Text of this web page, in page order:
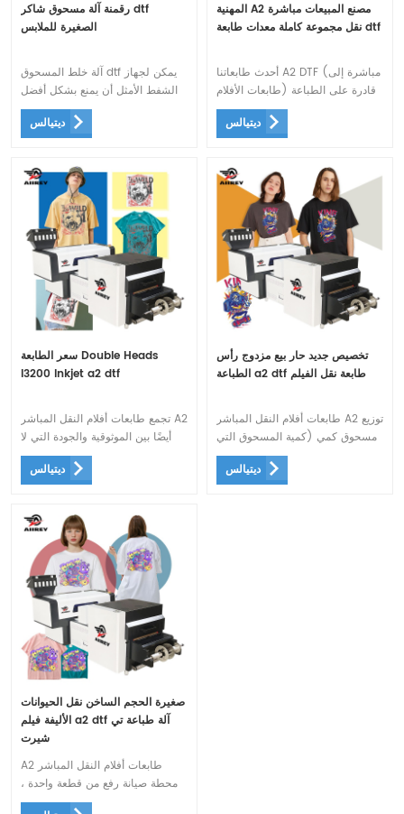
رقمنة آلة مسحوق شاكر dtf
الصغيرة للملابس
آلة خلط المسحوق dtf يمكن لجهاز
الشفط الأمثل أن يمنع بشكل أفضل
فيلم الطباعة من الانزلاق. ويمكنه
تلقائيًا إصلاح انحراف الورق الناتج عن
ديتيالس
المهنية A2 مصنع المبيعات مباشرة
نقل مجموعة كاملة معدات طابعة dtf
أحدث طابعاتنا A2 DTF (مباشرة إلى
طابعات الأفلام) قادرة على الطباعة
على القطن والحرير والبوليستر
والدنيم والمزيد
ديتيالس
سعر الطابعة Double Heads
I3200 Inkjet a2 dtf
تجمع طابعات أفلام النقل المباشر A2
أيضًا بين الموثوقية والجودة التي لا
مثيل لها والإنتاجية العالية. يمكنهم
التعامل مع الإنتاج بكميات كبيرة ،
ديتيالس
تخصيص جديد حار بيع مزدوج رأس
الطباعة a2 dtf طابعة نقل الفيلم
طابعات أفلام النقل المباشر A2 توزيع
مسحوق كمي (كمية المسحوق التي
يتم التحكم فيها بواسطة مستشعر
الوزن ، مع أجهزة منع المسحوق على
ديتيالس
صغيرة الحجم الساخن نقل الحيوانات
الأليفة فيلم a2 dtf آلة طباعة تي
شيرت
A2 طابعات أفلام النقل المباشر
محطة صيانة رفع من قطعة واحدة ،
مع وظيفة وميض التوقيت ، وصيانة